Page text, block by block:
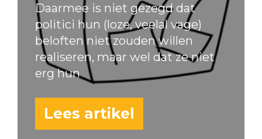
Daarmee is niet gezegd dat
politici hun (loze, veelal vage)
beloften niet zouden willen
realiseren, maar wel dat ze niet
erg hun
Lees artikel